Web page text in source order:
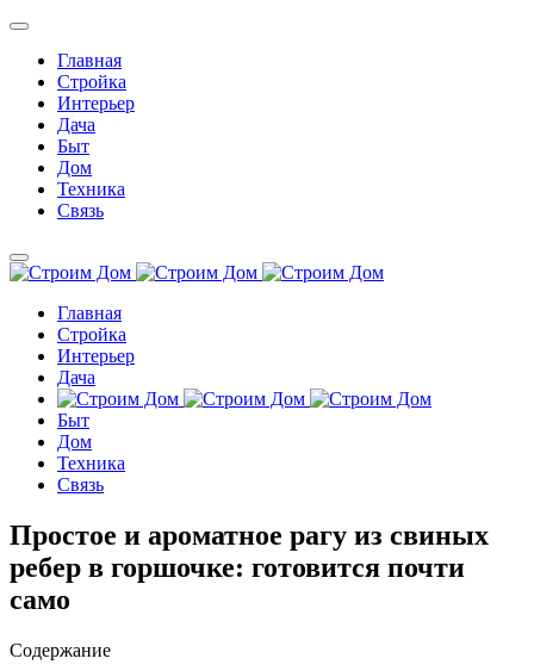
Главная
Стройка
Интерьер
Дача
Быт
Дом
Техника
Связь
Главная
Стройка
Интерьер
Дача
Быт
Дом
Техника
Связь
Простое и ароматное рагу из свиных
ребер в горшочке: готовится почти
само
Содержание